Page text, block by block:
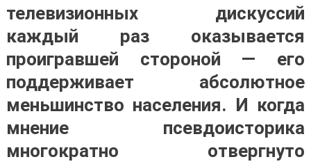
телевизионных дискуссий
каждый раз оказывается
проигравшей стороной — его
поддерживает абсолютное
меньшинство населения. И когда
мнение псевдоисторика
многократно отвергнуто